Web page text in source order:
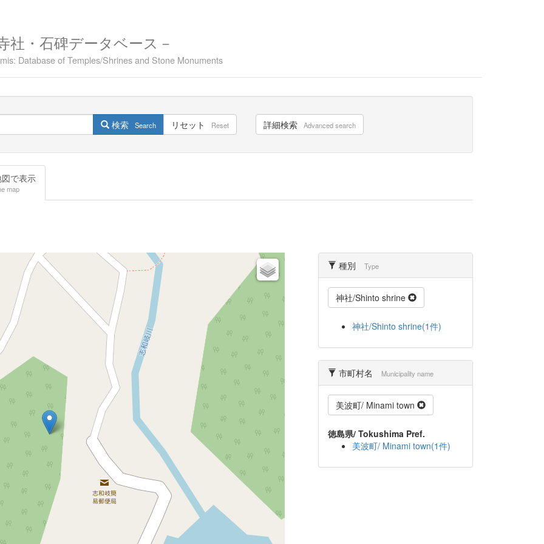
・石碑データベース－
Database of Temples/Shrines and Stone Monuments
検索 Search リセット Reset 詳細検索 Advanced search
で表示
map
種別 Type
神社/Shinto shrine
神社/Shinto shrine(1件)
市町村名 Municipality name
美波町/ Minami town
徳島県/ Tokushima Pref.
美波町/ Minami town(1件)